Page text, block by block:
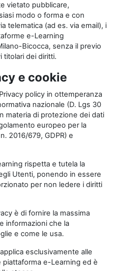
vietato pubblicare,
modo o forma e con
telematica (ad es. via email), i
e-Learning
Bicocca, senza il previo
titolari dei diritti.
e cookie
policy in ottemperanza
nazionale (D. Lgs 30
materia di protezione dei dati
europeo per la
2016/679, GDPR) e
rispetta e tutela la
Utenti, ponendo in essere
per non ledere i diritti
è di fornire la massima
informazioni che la
e come le usa.
esclusivamente alle
e-Learning ed è